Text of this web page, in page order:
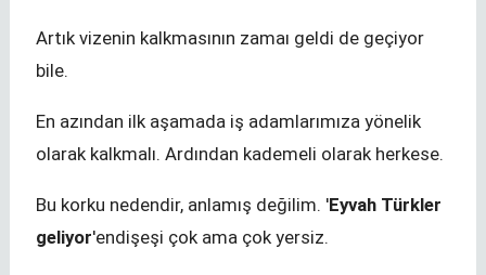
Artık vizenin kalkmasının zamaı geldi de geçiyor
bile.
En azından ilk aşamada iş adamlarımıza yönelik
olarak kalkmalı. Ardından kademeli olarak herkese.
Bu korku nedendir, anlamış değilim. 'Eyvah Türkler
geliyor'endişeşi çok ama çok yersiz.